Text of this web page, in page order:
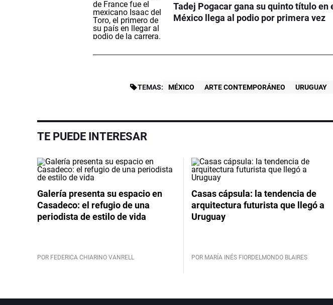
Tadej Pogacar gana su quinto título en
México llega al podio por primera vez
TEMAS: MÉXICO ARTE CONTEMPORÁNEO URUGUAY
TE PUEDE INTERESAR
Galería presenta su espacio en
Casadeco: el refugio de una
periodista de estilo de vida
POR FEDERICA CHIARINO VANRELL
Casas cápsula: la tendencia de
arquitectura futurista que llegó a
Uruguay
POR MARÍA INÉS FIORDELMONDO BLAIRES